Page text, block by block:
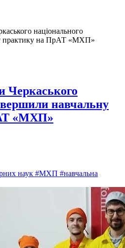
національного
практику на ПрАТ «МХП»
Черкаського
навчальну
«МХП»
наук #МХП #навчальна